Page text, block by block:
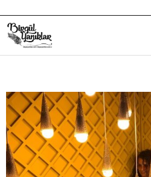
Eğitim Yazılarım
Gezi ve Kültür Yazılarım
Röportajlarım